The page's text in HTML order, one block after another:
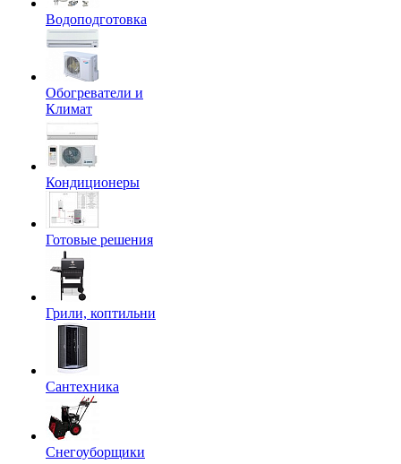
Водоподготовка
Обогреватели и
Климат
Кондиционеры
Готовые решения
Грили, коптильни
Сантехника
Снегоуборщики